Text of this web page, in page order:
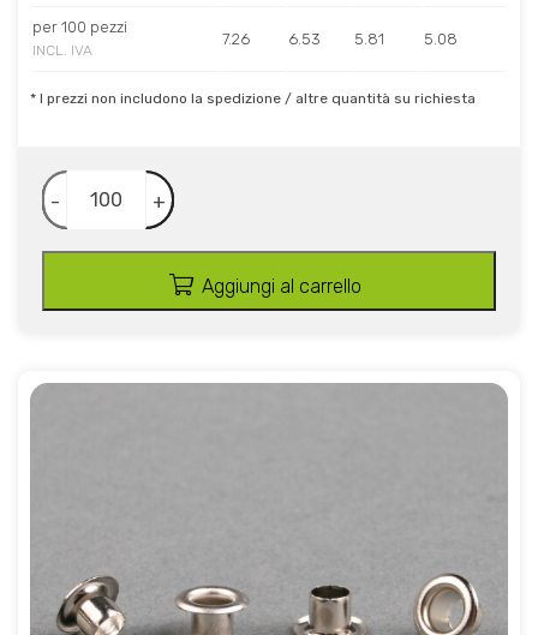
per 100 pezzi
INCL. IVA
7.26 6.53 5.81 5.08
* I prezzi non includono la spedizione / altre quantità su richiesta
- +
Aggiungi al carrello